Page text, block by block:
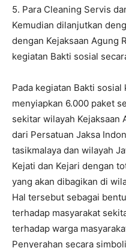
5. Para Cleaning Servis
Kemudian dilanjutkan
dengan Kejaksaan Agung
kegiatan Bakti sosial
Pada kegiatan Bakti sosial
menyiapkan 6.000 paket
sekitar wilayah Kejaksaan
dari Persatuan Jaksa
tasikmalaya dan wilayah
Kejati dan Kejari dengan
yang akan dibagikan di
Hal tersebut sebagai
terhadap masyarakat
terhadap warga
Penyerahan secara